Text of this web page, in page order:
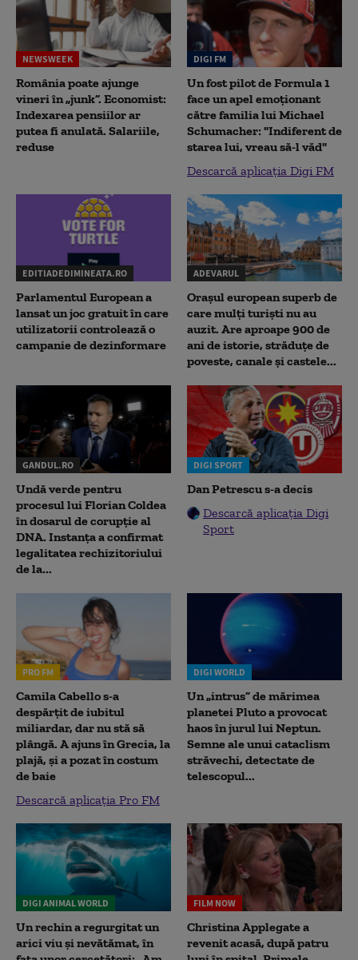
NEWSWEEK
România poate ajunge
vineri în „junk”. Economist:
Indexarea pensiilor ar
putea fi anulată. Salariile,
reduse
DIGI FM
Un fost pilot de Formula 1
face un apel emoționant
către familia lui Michael
Schumacher: "Indiferent de
starea lui, vreau să-l văd"
Descarcă aplicația Digi FM
EDITIADEDIMINEATA.RO
Parlamentul European a
lansat un joc gratuit în care
utilizatorii controlează o
campanie de dezinformare
ADEVARUL
Orașul european superb de
care mulți turiști nu au
auzit. Are aproape 900 de
ani de istorie, străduțe de
poveste, canale și castele...
GANDUL.RO
Undă verde pentru
procesul lui Florian Coldea
în dosarul de corupție al
DNA. Instanța a confirmat
legalitatea rechizitoriului
de la...
DIGI SPORT
Dan Petrescu s-a decis
Descarcă aplicația Digi
Sport
PRO FM
Camila Cabello s-a
despărțit de iubitul
miliardar, dar nu stă să
plângă. A ajuns în Grecia, la
plajă, și a pozat în costum
de baie
Descarcă aplicația Pro FM
DIGI WORLD
Un „intrus” de mărimea
planetei Pluto a provocat
haos în jurul lui Neptun.
Semne ale unui cataclism
străvechi, detectate de
telescopul...
DIGI ANIMAL WORLD
Un rechin a regurgitat un
arici viu și nevătămat, în
FILM NOW
Christina Applegate a
revenit acasă, după patru